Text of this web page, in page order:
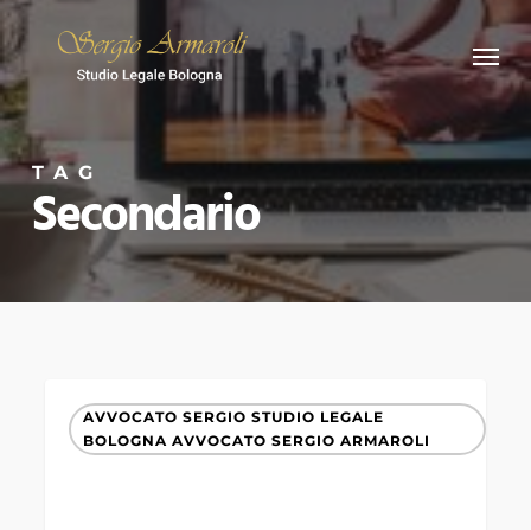
Skip
to
main
content
Menu
TAG
Secondario
ALESSANDRIA
AVVOCATO SERGIO STUDIO LEGALE
BOLOGNA AVVOCATO SERGIO ARMAROLI